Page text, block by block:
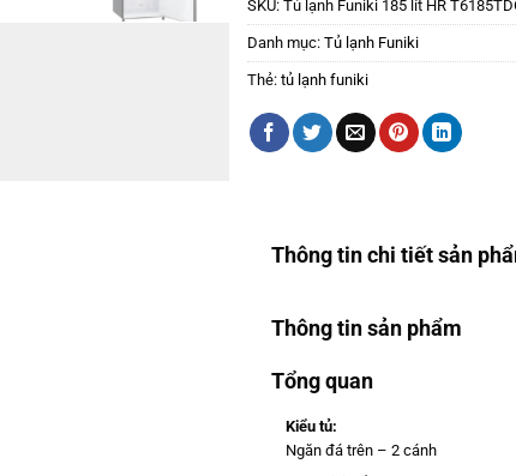
SKU: Tủ lạnh Funiki 185 lít HR
Danh mục: Tủ lạnh Funiki
Thẻ: tủ lạnh funiki
Thông tin chi tiết sản
Thông tin sản phẩm
Tổng quan
Kiểu tủ:
Ngăn đá trên – 2 cánh